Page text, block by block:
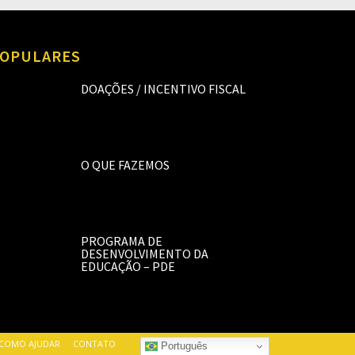
DOAÇÕES / INCENTIVO FISCAL
O QUE FAZEMOS
PROGRAMA DE
DESENVOLVIMENTO DA
EDUCAÇÃO – PDE
AJUDAR CONTATO Português